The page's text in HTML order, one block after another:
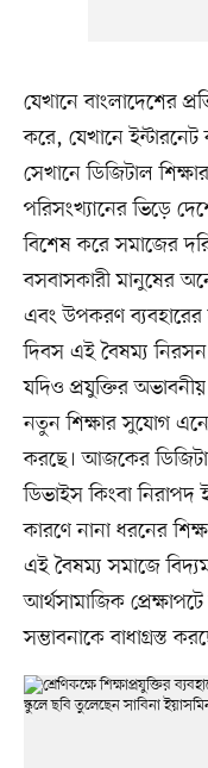
যেখানে বাংলাদেশের
করে, যেখানে ইন্টারনেট
সেখানে ডিজিটাল
পরিসংখ্যানের ভিড়ে
বিশেষ করে সমাজের
বসবাসকারী মানুষের
এবং উপকরণ ব্যবহারের
দিবস এই বৈষম্য
যদিও প্রযুক্তির
নতুন শিক্ষার সুযোগ
করছে। আজকের
ডিভাইস কিংবা নিরাপদ
কারণে নানা ধরনের
এই বৈষম্য সমাজে
আর্থসামাজিক
সম্ভাবনাকে বাধাগ্রস্ত